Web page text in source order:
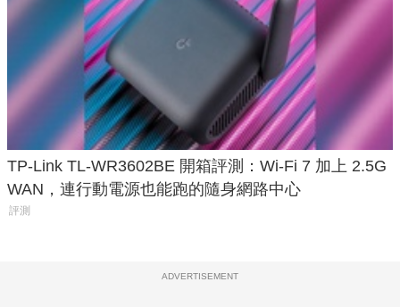
TP-Link TL-WR3602BE 開箱評測：Wi-Fi 7 加上 2.5G
WAN，連行動電源也能跑的隨身網路中心
評測
ADVERTISEMENT